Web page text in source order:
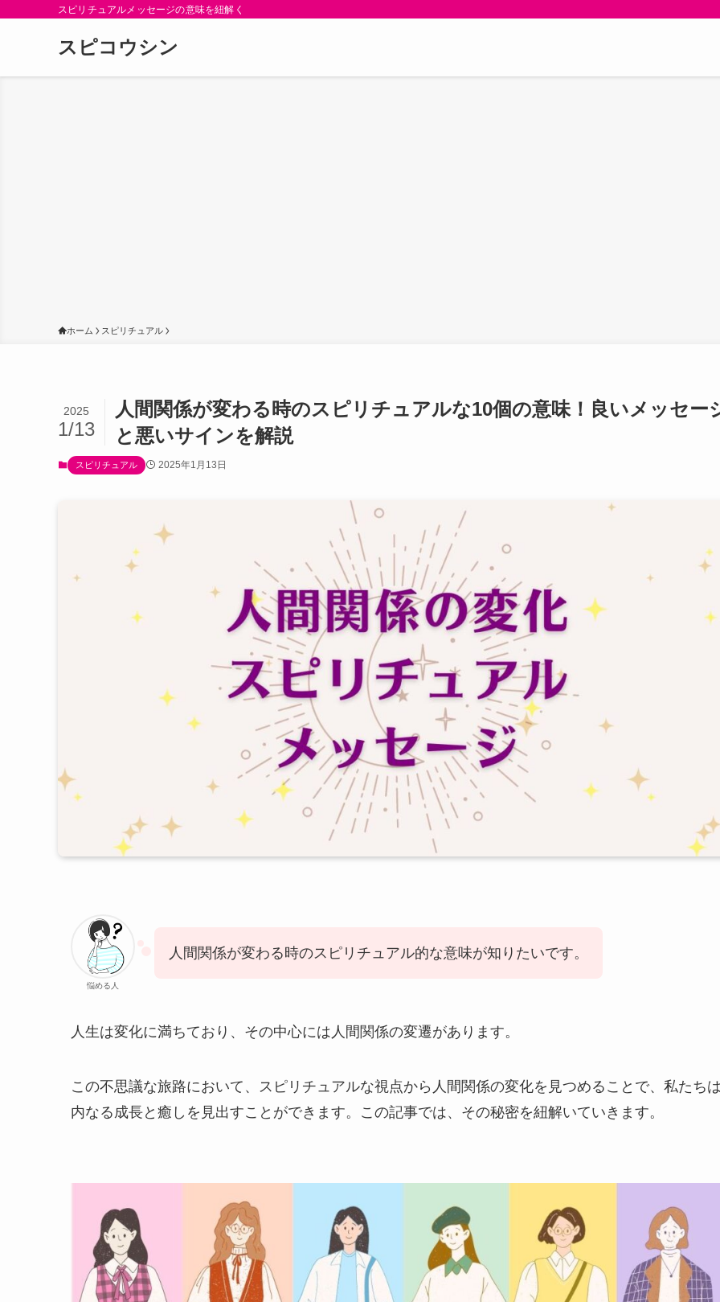
スピリチュアルメッセージの意味を紐解く
スピコウシン
ホーム スピリチュアル
人間関係が変わる時のスピリチュアルな10個の意味！良いメッセー
と悪いサインを解説
2025
1/13
スピリチュアル 2025年1月13日
悩める人
人間関係が変わる時のスピリチュアル的な意味が知りたいです。
人生は変化に満ちており、その中心には人間関係の変遷があります。
この不思議な旅路において、スピリチュアルな視点から人間関係の変化を見つめることで、私たち
内なる成長と癒しを見出すことができます。この記事では、その秘密を紐解いていきます。